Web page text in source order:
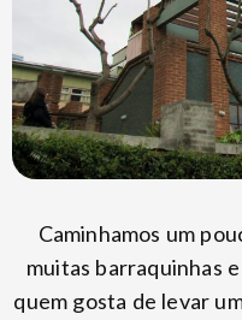
Caminhamos um
muitas barraquinhas
quem gosta de levar